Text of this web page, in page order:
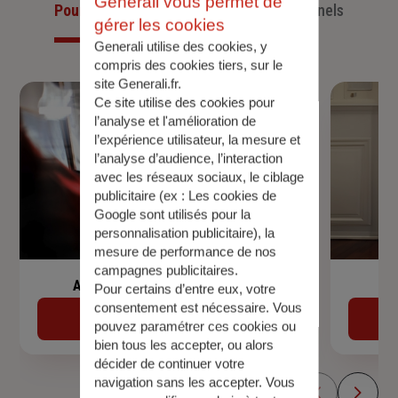
Pour les particuliersPour les professionnels
Assurance de prêt immobilier
Découvrir
gérer les cookies
Generali utilise des cookies, y
compris des cookies tiers, sur le
site Generali.fr.
Ce site utilise des cookies pour
l’analyse et l'amélioration de
l’expérience utilisateur, la mesure et
l’analyse d’audience, l’interaction
avec les réseaux sociaux, le ciblage
publicitaire (ex : Les cookies de
Google sont utilisés pour la
personnalisation publicitaire), la
mesure de performance de nos
campagnes publicitaires.
Pour certains d’entre eux, votre
consentement est nécessaire. Vous
pouvez paramétrer ces cookies ou
bien tous les accepter, ou alors
décider de continuer votre
navigation sans les accepter. Vous